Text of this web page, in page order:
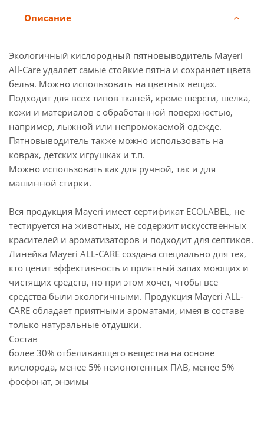
Описание
Экологичный кислородный пятновыводитель Mayeri
All-Care удаляет самые стойкие пятна и сохраняет цвета
белья. Можно использовать на цветных вещах.
Подходит для всех типов тканей, кроме шерсти, шелка,
кожи и материалов с обработанной поверхностью,
например, лыжной или непромокаемой одежде.
Пятновыводитель также можно использовать на
коврах, детских игрушках и т.п.
Можно использовать как для ручной, так и для
машинной стирки.
Вся продукция Mayeri имеет сертификат ECOLABEL, не
тестируется на животных, не содержит искусственных
красителей и ароматизаторов и подходит для септиков.
Линейка Mayeri ALL-CARE создана специально для тех,
кто ценит эффективность и приятный запах моющих и
чистящих средств, но при этом хочет, чтобы все
средства были экологичными. Продукция Mayeri ALL-
CARE обладает приятными ароматами, имея в составе
только натуральные отдушки.
Состав
более 30% отбеливающего вещества на основе
кислорода, менее 5% неионогенных ПАВ, менее 5%
фосфонат, энзимы